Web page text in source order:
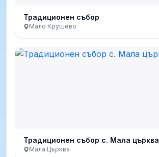
Традиционен събор
Мало Крушево
Традиционен събор с. Мала църква
Мала Църква